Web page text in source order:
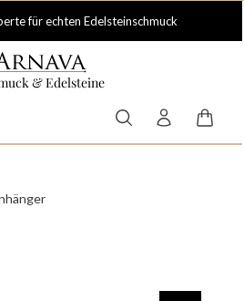
für echten Edelsteinschmuck
& Edelsteine